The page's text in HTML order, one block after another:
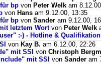
bp von Peter Welk am
von Hans am 9.12.00, 13:35
bp von Sander am 9.12.00,
letztem Wortvon Peter Welk
:-) - Hotline & Qualifikation
von Kay B. am 6.12.00, 22:26
mit SSI von Christoph
mit SSI von Sander am